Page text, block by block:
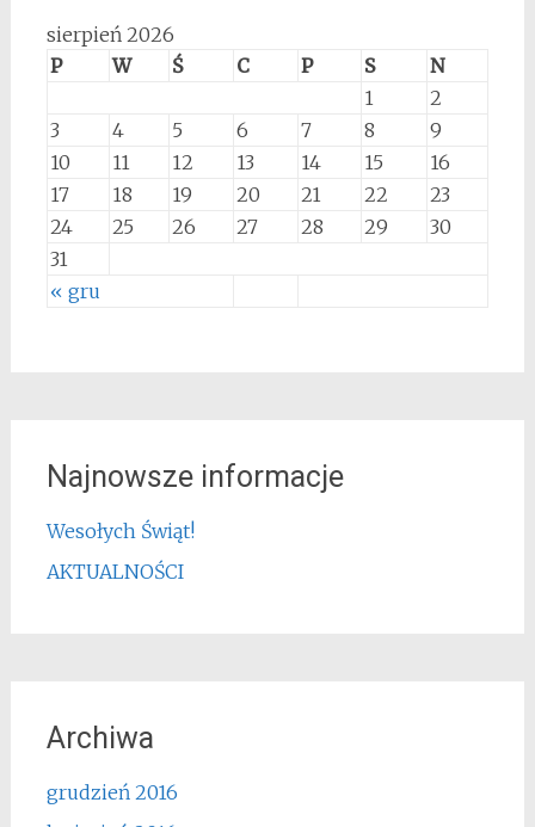
sierpień 2026
P
W Ś C P S N
« gru
1
2
3
4 5 6 7 8
9
10
11 12 13 14 15
16
17
18 19 20 21 22
23
24
25 26 27 28 29
30
31
Najnowsze informacje
Wesołych Świąt!
AKTUALNOŚCI
Archiwa
grudzień 2016